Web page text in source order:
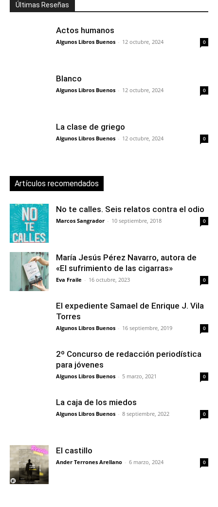
Últimas Reseñas
Actos humanos
Algunos Libros Buenos - 12 octubre, 2024 0
Blanco
Algunos Libros Buenos - 12 octubre, 2024 0
La clase de griego
Algunos Libros Buenos - 12 octubre, 2024 0
Artículos recomendados
No te calles. Seis relatos contra el odio
Marcos Sangrador - 10 septiembre, 2018 0
María Jesús Pérez Navarro, autora de
«El sufrimiento de las cigarras»
Eva Fraile - 16 octubre, 2023 0
El expediente Samael de Enrique J. Vila
Torres
Algunos Libros Buenos - 16 septiembre, 2019 0
2º Concurso de redacción periodística
para jóvenes
Algunos Libros Buenos - 5 marzo, 2021 0
La caja de los miedos
Algunos Libros Buenos - 8 septiembre, 2022 0
El castillo
Ander Terrones Arellano - 6 marzo, 2024 0